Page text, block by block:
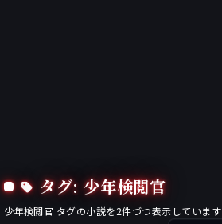
タグ: 少年検閲官
少年検閲官 タグの小説を2件づつ表示しています